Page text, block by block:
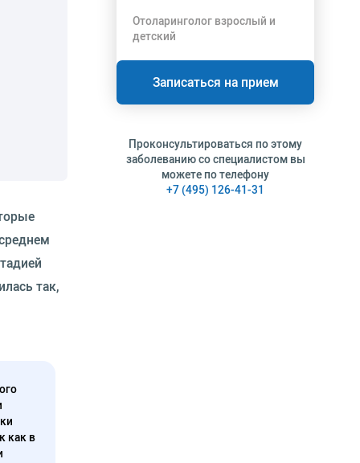
так,
как в
Отоларинголог взрослый и
детский
Записаться на прием
Проконсультироваться по этому
заболеванию со специалистом вы
можете по телефону
+7 (495) 126-41-31